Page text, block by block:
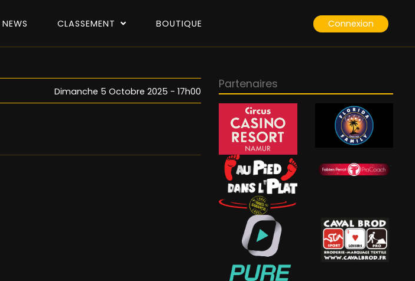
NEWS CLASSEMENT BOUTIQUE Connexion
Dimanche 5 Octobre 2025 - 17h00
Partenaires